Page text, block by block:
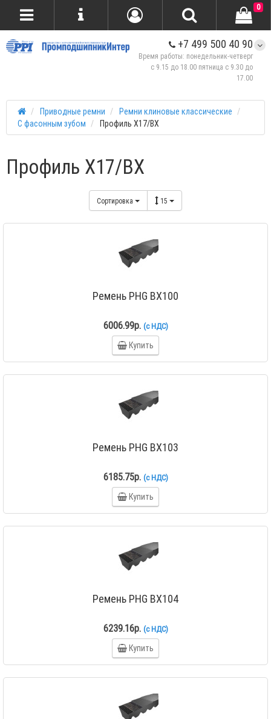
+7 499 500 40 90
Время работы: понедельник-четверг
с 9.15 до 18.00 пятница с 9.30 до
17.00
0
Приводные ремни
Ремни клиновые классические
С фасонным зубом
Профиль X17/BX
Профиль X17/BX
Сортировка 15
Ремень PHG BX100
6006.99р. (с НДС)
Купить
Ремень PHG BX103
6185.75р. (с НДС)
Купить
Ремень PHG BX104
6239.16р. (с НДС)
Купить